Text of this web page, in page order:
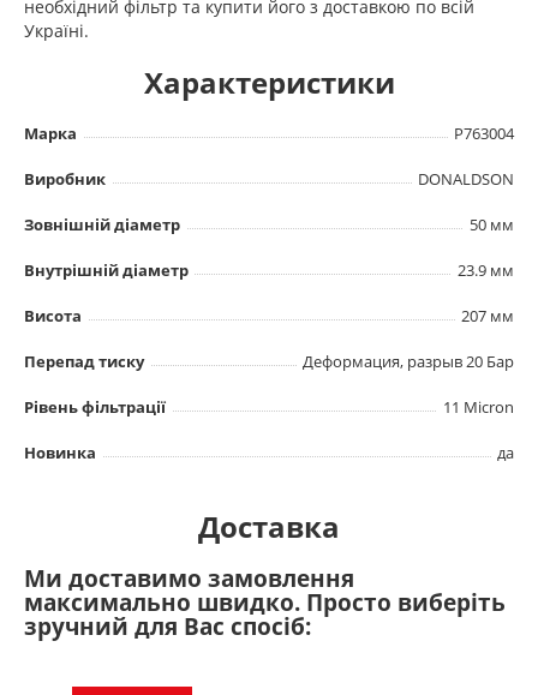
необхідний фільтр та купити його з доставкою по всій
Україні.
Характеристики
Марка P763004
Виробник DONALDSON
Зовнішній діаметр 50 мм
Внутрішній діаметр 23.9 мм
Висота 207 мм
Перепад тиску Деформация, разрыв 20 Бар
Рівень фільтрації 11 Micron
Новинка да
Доставка
Ми доставимо замовлення
максимально швидко. Просто виберіть
зручний для Вас спосіб: